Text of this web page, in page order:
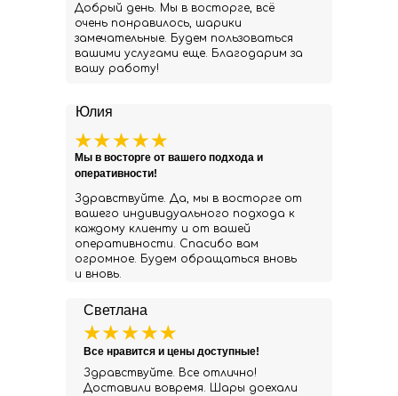
Юлия
Здравствуйте. Да, мы в восторге от
вашего индивидуального подхода к
каждому клиенту и от вашей
оперативности. Спасибо вам
огромное. Будем обращаться вновь
и вновь.
Мы в восторге от вашего подхода и
оперативности!
Светлана
Здравствуйте. Все отлично!
Доставили вовремя. Шары доехали
Все нравится и цены доступные!
Добрый день. Мы в восторге, всё
очень понравилось, шарики
замечательные. Будем пользоваться
вашими услугами еще. Благодарим за
вашу работу!